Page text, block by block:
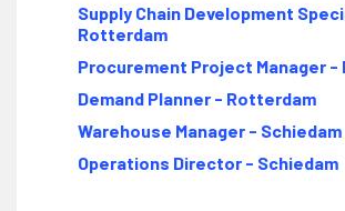
Supply Chain Development
Rotterdam
Procurement Project Manager -
Demand Planner - Rotterdam
Warehouse Manager - Schiedam
Operations Director - Schiedam